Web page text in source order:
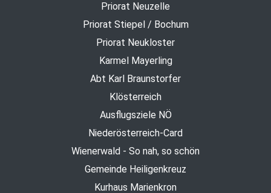
Priorat Neuzelle
Priorat Stiepel / Bochum
Priorat Neukloster
Karmel Mayerling
Abt Karl Braunstorfer
Klösterreich
Ausflugsziele NÖ
Niederösterreich-Card
Wienerwald - So nah, so schön
Gemeinde Heiligenkreuz
Kurhaus Marienkron